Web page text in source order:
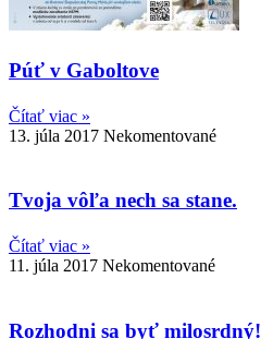
Púť v Gaboltove
Čítať viac »
13. júla 2017 Nekomentované
Tvoja vôľa nech sa stane.
Čítať viac »
11. júla 2017 Nekomentované
Rozhodni sa byť milosrdný!